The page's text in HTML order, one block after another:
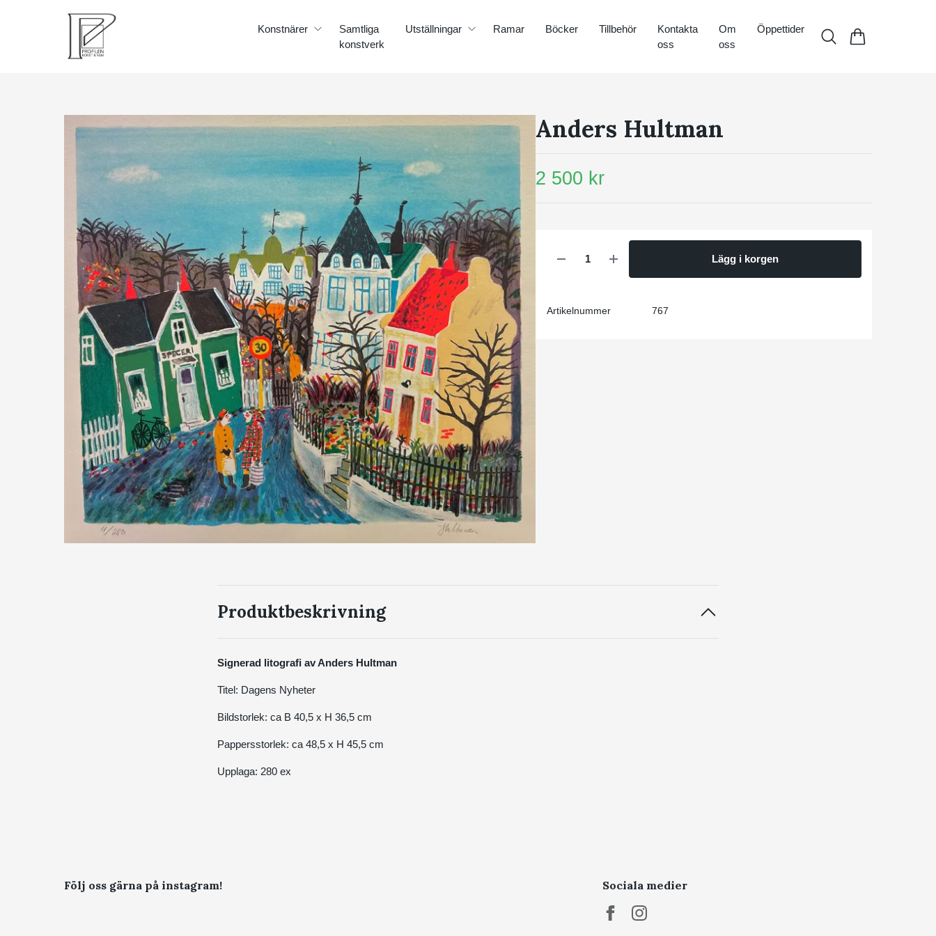
Konstnärer
Samtliga
konstverk
Utställningar Ramar Böcker Tillbehör
Kontakta
oss
Om
oss
Öppettider
Anders Hultman
2 500 kr
Lägg i korgen
Artikelnummer 767
Produktbeskrivning
Signerad litografi av Anders Hultman
Titel: Dagens Nyheter
Bildstorlek: ca B 40,5 x H 36,5 cm
Pappersstorlek: ca 48,5 x H 45,5 cm
Upplaga: 280 ex
Följ oss gärna på instagram! Sociala medier